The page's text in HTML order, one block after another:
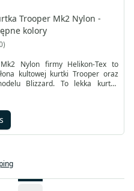
Trooper Mk2 Nylon -
kolory
Nylon firmy Helikon-Tex to
kultowej kurtki Trooper oraz
Blizzard. To lekka kurtka
która nie ogranicza
elastycznemu materiałowi
sprawdzi się jako kurtka
militarne akcenty, takie
cechy modeli Trooper i Blizzard,